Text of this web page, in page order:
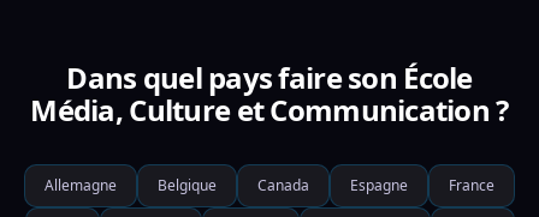
Dans quel pays faire son École
Média, Culture et Communication ?
Allemagne Belgique Canada Espagne France